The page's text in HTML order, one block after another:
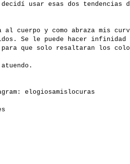
usar esas dos tendencias
al cuerpo y como abraza mis
Se le puede hacer infinidad
que solo resaltaran los
elogiosamislocuras